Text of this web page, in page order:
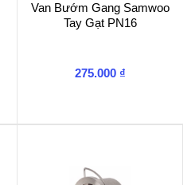
Van Bướm Gang Samwoo
Tay Gạt PN16
275.000 ₫